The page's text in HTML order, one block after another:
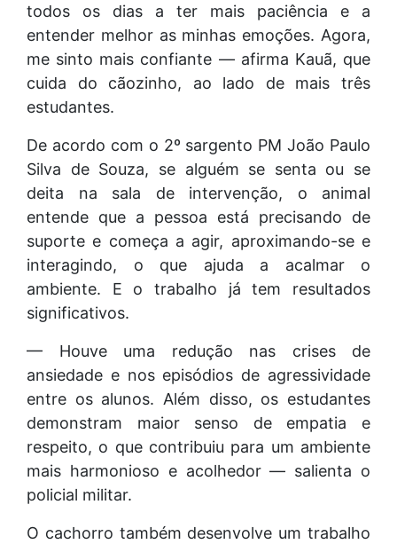
todos os dias a ter mais paciência e a
entender melhor as minhas emoções. Agora,
me sinto mais confiante — afirma Kauã, que
cuida do cãozinho, ao lado de mais três
estudantes.
De acordo com o 2º sargento PM João Paulo
Silva de Souza, se alguém se senta ou se
deita na sala de intervenção, o animal
entende que a pessoa está precisando de
suporte e começa a agir, aproximando-se e
interagindo, o que ajuda a acalmar o
ambiente. E o trabalho já tem resultados
significativos.
— Houve uma redução nas crises de
ansiedade e nos episódios de agressividade
entre os alunos. Além disso, os estudantes
demonstram maior senso de empatia e
respeito, o que contribuiu para um ambiente
mais harmonioso e acolhedor — salienta o
policial militar.
O cachorro também desenvolve um trabalho